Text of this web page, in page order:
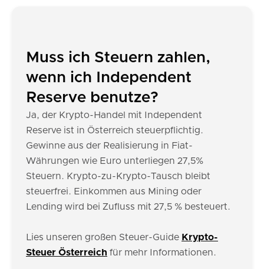
Muss ich Steuern zahlen,
wenn ich Independent
Reserve benutze?
Ja, der Krypto-Handel mit Independent
Reserve ist in Österreich steuerpflichtig.
Gewinne aus der Realisierung in Fiat-
Währungen wie Euro unterliegen 27,5%
Steuern. Krypto-zu-Krypto-Tausch bleibt
steuerfrei. Einkommen aus Mining oder
Lending wird bei Zufluss mit 27,5 % besteuert.
Lies unseren großen Steuer-Guide Krypto-
Steuer Österreich für mehr Informationen.